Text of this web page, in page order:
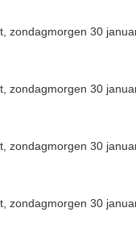
zondagmorgen 30
zondagmorgen 30
zondagmorgen 30
zondagmorgen 30